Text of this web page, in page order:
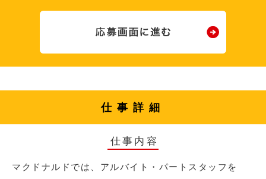
仕事詳細
仕事内容
マクドナルドでは、アルバイト・パートスタッフを